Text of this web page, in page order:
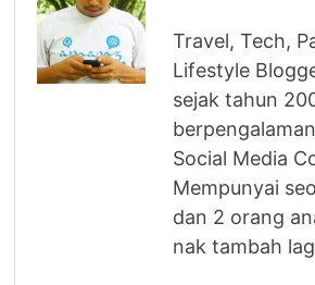
Travel, Tech,
Lifestyle
sejak tahun
Social Media
Mempunyai
dan 2 orang
nak tambah